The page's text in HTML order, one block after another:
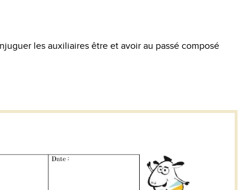
les auxiliaires être et avoir au passé composé